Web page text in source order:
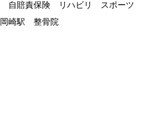
賠責保険 リハビリ スポーツ
崎駅 整骨院